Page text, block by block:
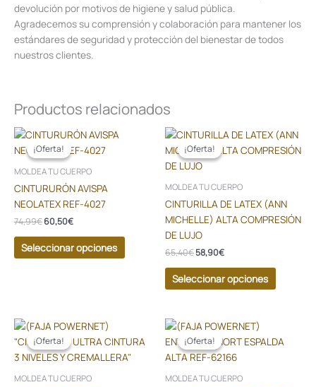
devolución por motivos de higiene y salud pública.
Agradecemos su comprensión y colaboración para mantener los
estándares de seguridad y protección del bienestar de todos
nuestros clientes.
Productos relacionados
¡Oferta!
¡Oferta!
MOLDEA TU CUERPO
CINTURURÓN AVISPA
NEOLATEX REF-4027
74,99€
El
precio
original
era:
74,99€.
60,50€
El
precio
actual
es:
60,50€.
Seleccionar opciones se
pueden
de
producto
¡Oferta!
¡Oferta!
MOLDEA TU CUERPO
CINTURILLA DE LATEX (ANN
MICHELLE) ALTA COMPRESIÓN
DE LUJO
65,40€
El
precio
original
era:
58,90€
El
actual
Seleccionar opciones
Este
producto
Las
opciones
elegir
en
de
¡Oferta!
¡Oferta!
MOLDEA TU CUERPO
El
precio
original
era:
El
actual
es:
producto
tiene
¡Oferta!
¡Oferta!
MOLDEA TU CUERPO
El
precio
original
era:
El
actual
es:
producto